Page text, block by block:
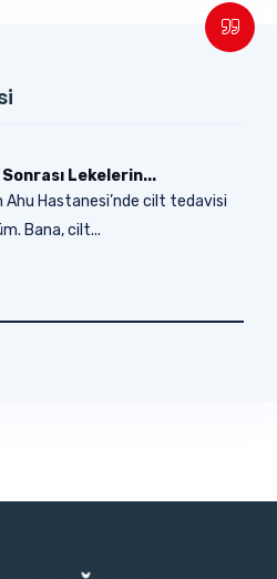
Lekelerin...
Ahu Hastanesi’nde cilt tedavisi
Bana, cilt...